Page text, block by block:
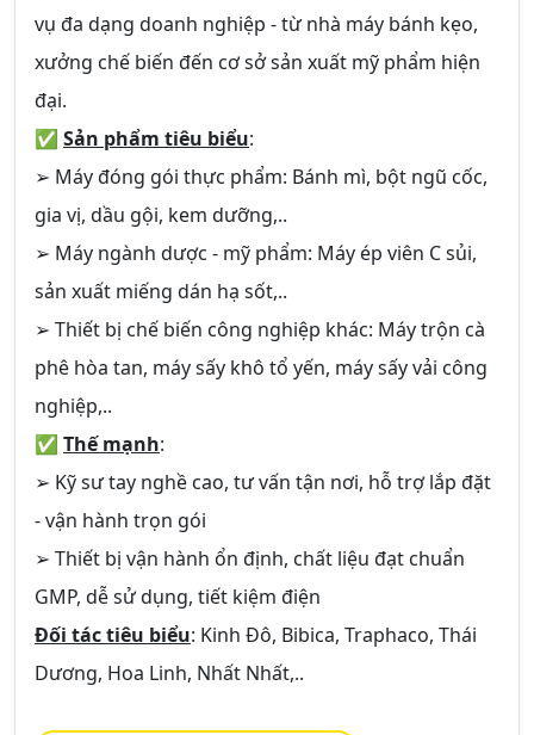
vụ đa dạng doanh nghiệp - từ nhà máy bánh kẹo,
xưởng chế biến đến cơ sở sản xuất mỹ phẩm hiện
đại.
✅ Sản phẩm tiêu biểu:
➢ Máy đóng gói thực phẩm: Bánh mì, bột ngũ cốc,
gia vị, dầu gội, kem dưỡng,..
➢ Máy ngành dược - mỹ phẩm: Máy ép viên C sủi,
sản xuất miếng dán hạ sốt,..
➢ Thiết bị chế biến công nghiệp khác: Máy trộn cà
phê hòa tan, máy sấy khô tổ yến, máy sấy vải công
nghiệp,..
✅ Thế mạnh:
➢ Kỹ sư tay nghề cao, tư vấn tận nơi, hỗ trợ lắp đặt
- vận hành trọn gói
➢ Thiết bị vận hành ổn định, chất liệu đạt chuẩn
GMP, dễ sử dụng, tiết kiệm điện
Đối tác tiêu biểu: Kinh Đô, Bibica, Traphaco, Thái
Dương, Hoa Linh, Nhất Nhất,..